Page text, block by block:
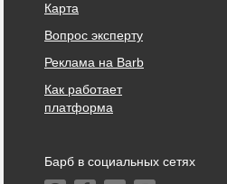
Карта
Вопрос эксперту
Реклама на Barb
Как работает
платформа
Барб в социальных сетях